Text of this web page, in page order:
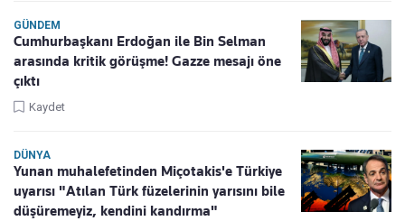
GÜNDEM
Cumhurbaşkanı Erdoğan ile Bin Selman
arasında kritik görüşme! Gazze mesajı öne
çıktı
Kaydet
DÜNYA
Yunan muhalefetinden Miçotakis'e Türkiye
uyarısı "Atılan Türk füzelerinin yarısını bile
düşüremeyiz, kendini kandırma"